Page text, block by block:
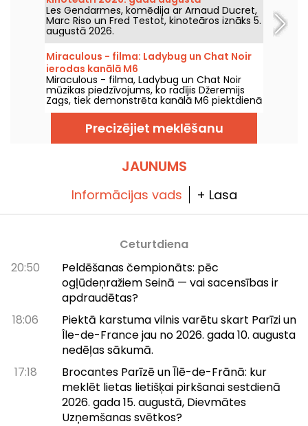
Les Gendarmes, komēdija ar Arnaud Ducret,
Marc Riso un Fred Testot, kinoteāros iznāks 5.
augustā 2026.
Miraculous - filma: Ladybug un Chat Noir
ierodas kanālā M6
Miraculous - filma, Ladybug un Chat Noir
mūzikas piedzīvojums, ko radījis Džeremijs
Zags, tiek demonstrēta kanālā M6 piektdienā
2026. gada 7. augustā plkst. 21:05.
Precizējiet meklēšanu
JAUNUMS
Informācijas vads + Lasa
Ceturtdiena
20:50
Peldēšanas čempionāts: pēc
ogļūdeņražiem Seinā — vai sacensības ir
apdraudētas?
18:06
Piektā karstuma vilnis varētu skart Parīzi un
Île-de-France jau no 2026. gada 10. augusta
nedēļas sākumā.
17:18
Brocantes Parīzē un Īlē-de-Frānā: kur
meklēt lietas lietišķai pirkšanai sestdienā
2026. gada 15. augustā, Dievmātes
Uzņemšanas svētkos?